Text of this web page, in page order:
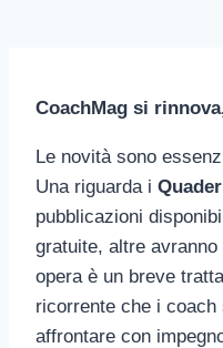
CoachMag si
Le novità sono
Una riguarda i
pubblicazioni
gratuite, altre
opera è un breve
ricorrente che i
affrontare con